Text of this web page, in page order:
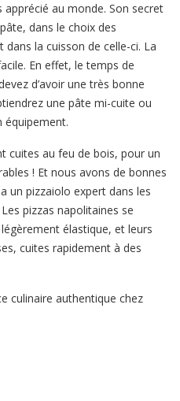
au monde. Son secret
dans le choix des
la cuisson de celle-ci. La
En effet, le temps de
d’avoir une très bonne
une pâte mi-cuite ou
équipement.
cuites au feu de bois, pour un
! Et nous avons de bonnes
un pizzaiolo expert dans les
pizzas napolitaines se
élastique, et leurs
cuites rapidement à des
culinaire authentique chez